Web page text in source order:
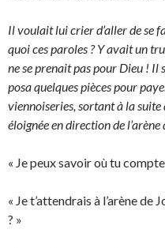
Il voulait lui crier d’aller de se
quoi ces paroles ? Y avait un
ne se prenait pas pour Dieu !
posa quelques pièces pour
viennoiseries, sortant à la suite
éloignée en direction de
« Je peux savoir où tu
« Je t’attendrais à l’arène de
? »